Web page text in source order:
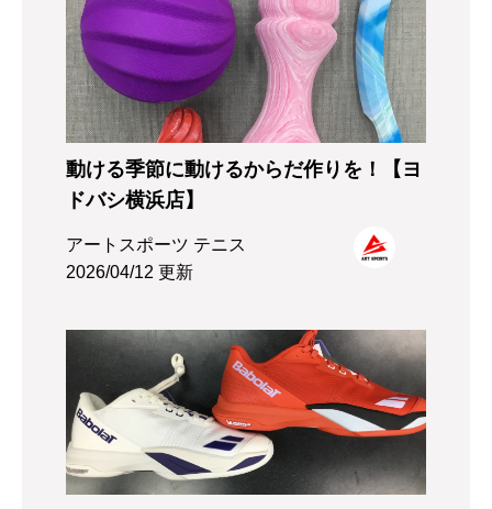
動ける季節に動けるからだ作りを！【ヨ
ドバシ横浜店】
アートスポーツ テニス
2026/04/12 更新